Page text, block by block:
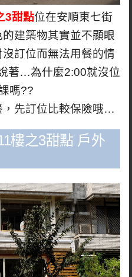
3甜點位在安順東七街
建築物其實並不顯眼
訂位而無法用餐的情
著…為什麼2:00就沒位
嗎??
，先訂位比較保險哦…
樓之3甜點 戶外